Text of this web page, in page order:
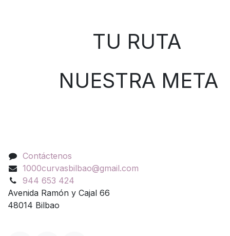
TU RUTA
NUESTRA META
Contáctenos
1000curvasbilbao@gmail.com
944 653 424
Avenida Ramón y Cajal 66
48014 Bilbao